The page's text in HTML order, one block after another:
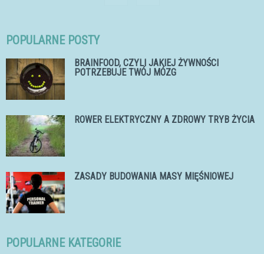
POPULARNE POSTY
BRAINFOOD, CZYLI JAKIEJ ŻYWNOŚCI
POTRZEBUJE TWÓJ MÓZG
ROWER ELEKTRYCZNY A ZDROWY TRYB ŻYCIA
ZASADY BUDOWANIA MASY MIĘŚNIOWEJ
POPULARNE KATEGORIE